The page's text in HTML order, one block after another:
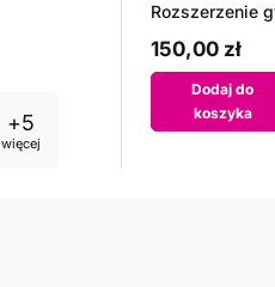
+5
więcej
Rozszerzenie
150,00 zł
Dodaj do
koszyka